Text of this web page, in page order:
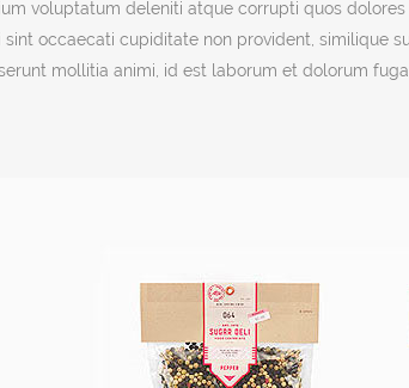
voluptatum deleniti atque corrupti quos
sint occaecati cupiditate non provident, similique
mollitia animi, id est laborum et dolorum fuga.